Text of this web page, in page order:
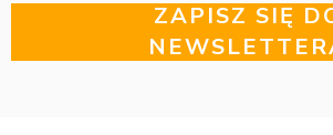
ZAPISZ SIĘ